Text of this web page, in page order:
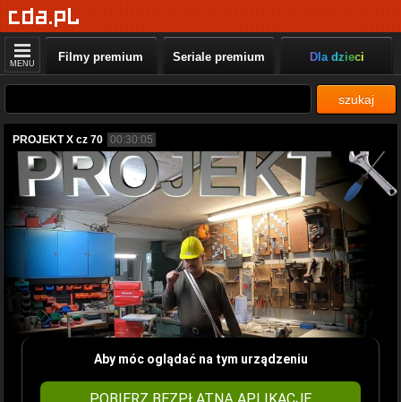
MENU Filmy premium Seriale premium Dla dzieci
szukaj
PROJEKT X cz 70 00:30:05
Aby móc oglądać na tym urządzeniu
POBIERZ BEZPŁATNĄ APLIKACJĘ